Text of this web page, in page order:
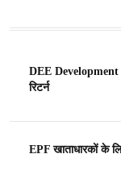
DEE Development
रिटर्न
EPF खाताधारकों के